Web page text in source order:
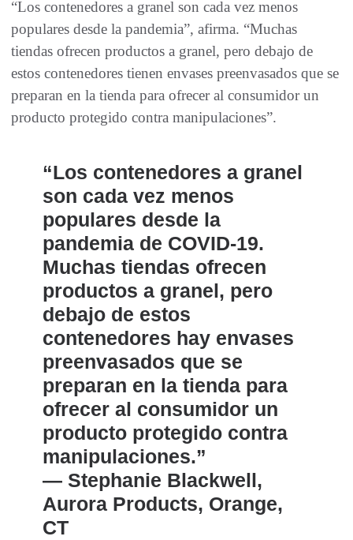
“Los contenedores a granel son cada vez menos
populares desde la pandemia”, afirma. “Muchas
tiendas ofrecen productos a granel, pero debajo de
estos contenedores tienen envases preenvasados ​​que se
preparan en la tienda para ofrecer al consumidor un
producto protegido contra manipulaciones”.
“Los contenedores a granel
son cada vez menos
populares desde la
pandemia de COVID-19.
Muchas tiendas ofrecen
productos a granel, pero
debajo de estos
contenedores hay envases
preenvasados ​​que se
preparan en la tienda para
ofrecer al consumidor un
producto protegido contra
manipulaciones.”
— Stephanie Blackwell,
Aurora Products, Orange,
CT